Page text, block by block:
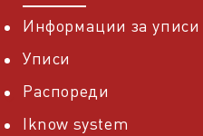
Информации за уписи
Уписи
Распореди
Iknow system